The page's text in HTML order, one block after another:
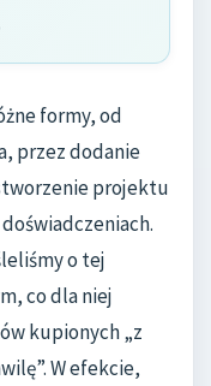
formy, od
przez dodanie
projektu
o tej
co dla niej
kupionych „z
W efekcie,